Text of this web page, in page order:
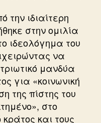
την ιδιαίτερη
στην ομιλία
ιδεολόγημα του
να
μανδύα
για «κοινωνική
της πίστης του
στο
και τους